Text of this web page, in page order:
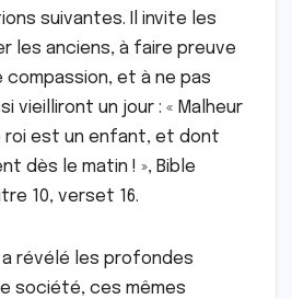
suivantes. Il invite les
les anciens, à faire preuve
et à ne pas
vieilliront un jour : « Malheur
roi est un enfant, et dont
dès le matin ! », Bible
10, verset 16.
révélé les profondes
société, ces mêmes